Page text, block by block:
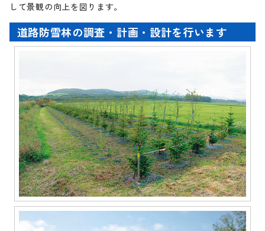
して景観の向上を図ります。
道路防雪林の調査・計画・設計を行います